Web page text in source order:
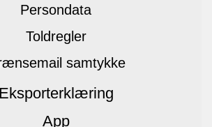
Persondata
Toldregler
samtykke
Eksporterklæring
App